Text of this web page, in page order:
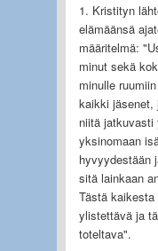
1. Kristityn
elämäänsä
määritelmä:
minut sekä
minulle
kaikki jäsenet,
niitä jatkuvasti
yksinomaan
hyvyydestään
sitä lainkaan
Tästä
ylistettävä ja
toteltava".